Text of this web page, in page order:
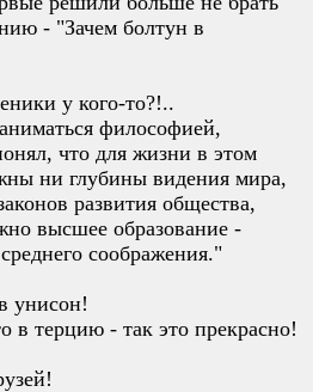
- "Зачем болтун в
у кого-то?!..
философией,
что для жизни в этом
ни глубины видения мира,
развития общества,
высшее образование -
соображения."
унисон!
в терцию - так это прекрасно!